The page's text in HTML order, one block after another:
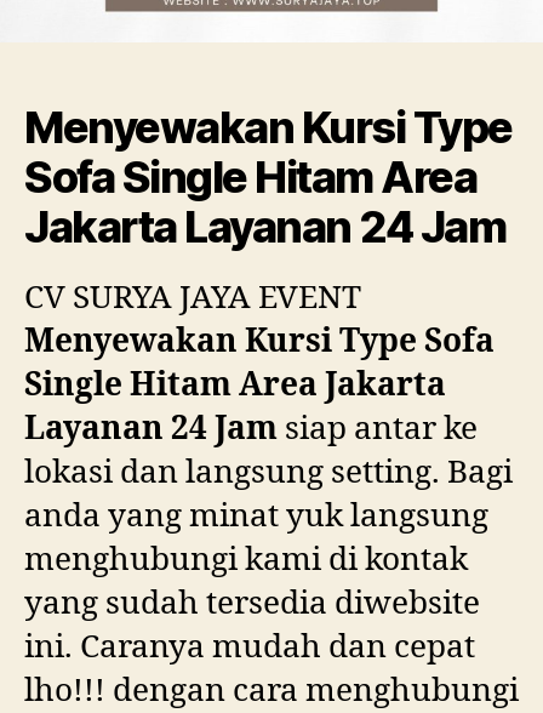
Menyewakan Kursi Type
Sofa Single Hitam Area
Jakarta Layanan 24 Jam
CV SURYA JAYA EVENT
Menyewakan Kursi Type Sofa
Single Hitam Area Jakarta
Layanan 24 Jam siap antar ke
lokasi dan langsung setting. Bagi
anda yang minat yuk langsung
menghubungi kami di kontak
yang sudah tersedia diwebsite
ini. Caranya mudah dan cepat
lho!!! dengan cara menghubungi